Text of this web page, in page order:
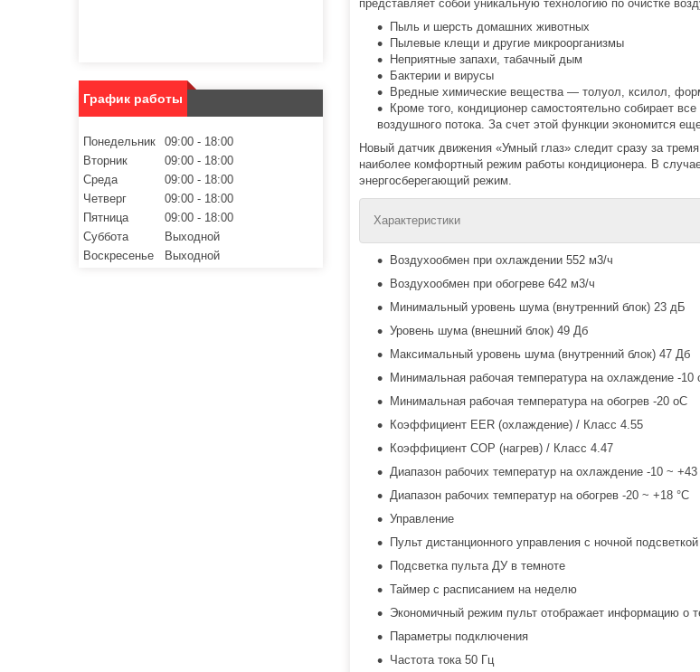
представляет собой уникальную технологию по очистке
Пыль и шерсть домашних животных
Пылевые клещи и другие микроорганизмы
Неприятные запахи, табачный дым
Бактерии и вирусы
Вредные химические вещества — толуол, ксилол,
Кроме того, кондиционер самостоятельно собирает
воздушного потока. За счет этой функции экономится
Новый датчик движения «Умный глаз» следит сразу за
наиболее комфортный режим работы кондиционера. В
энергосберегающий режим.
Характеристики
Воздухообмен при охлаждении 552 м3/ч
Воздухообмен при обогреве 642 м3/ч
Минимальный уровень шума (внутренний блок) 23 дБ
Уровень шума (внешний блок) 49 Дб
Максимальный уровень шума (внутренний блок) 47 Дб
Минимальная рабочая температура на охлаждение -10
Минимальная рабочая температура на обогрев -20 oC
Коэффициент EER (охлаждение) / Класс 4.55
Коэффициент COP (нагрев) / Класс 4.47
Диапазон рабочих температур на охлаждение -10 ~ +43
Диапазон рабочих температур на обогрев -20 ~ +18 °С
Управление
Пульт дистанционного управления с ночной подсветкой
Подсветка пульта ДУ в темноте
Таймер с расписанием на неделю
Экономичный режим пульт отображает информацию о
Параметры подключения
Частота тока 50 Гц
График работы
Понедельник 09:00
18:00
Вторник
09:00
18:00
Среда
09:00
18:00
Четверг
09:00
18:00
Пятница
09:00
18:00
Суббота
Выходной
Воскресенье
Выходной